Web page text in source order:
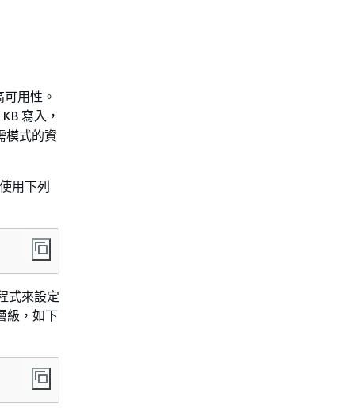
用性。
寫入，
模式的資
使用下列
式來設定
級，如下